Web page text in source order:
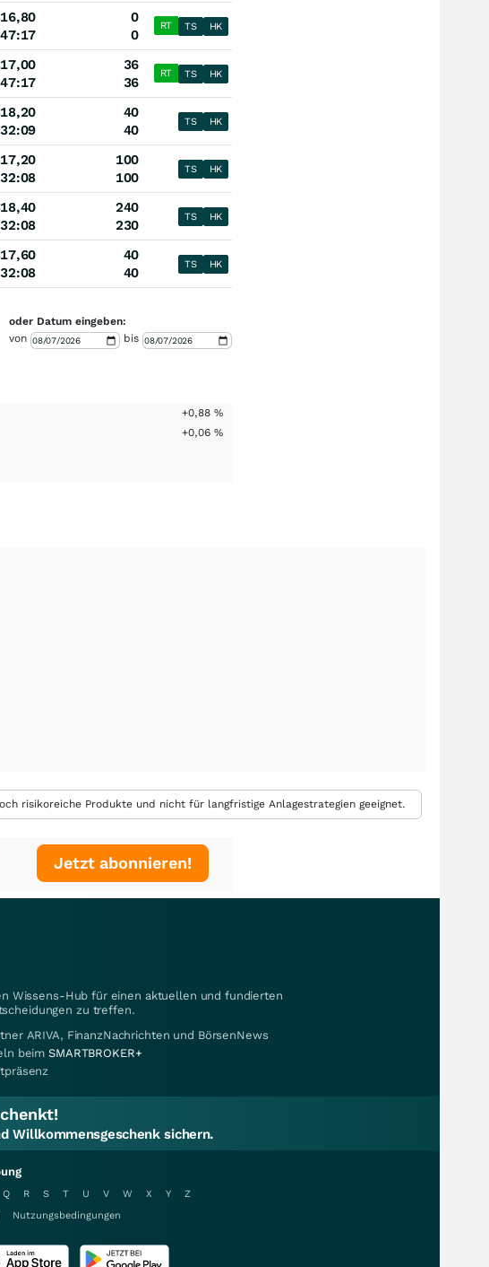
0
0
RT TS HK
36
36
RT TS HK
40
40
TS HK
100
100
TS HK
240
230
TS HK
40
40
TS HK
oder Datum eingeben:
von
bis
+0,88 %
+0,06 %
risikoreiche Produkte und nicht für langfristige Anlagestrategien geeignet.
Jetzt abonnieren!
Wissens-Hub für einen aktuellen und fundierten
zu treffen.
ARIVA, FinanzNachrichten und BörsenNews
beimSMARTBROKER+
Willkommensgeschenk sichern.
Q R S T U V W X Y
Z
Nutzungsbedingungen